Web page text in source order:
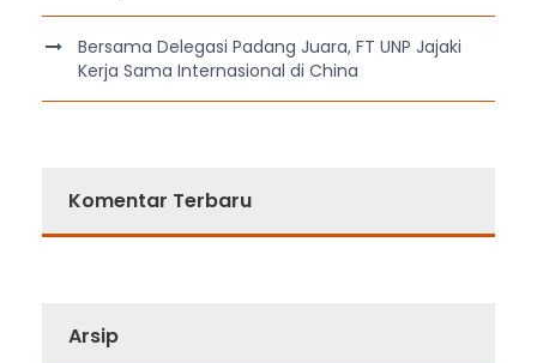
Bersama Delegasi Padang Juara, FT UNP Jajaki
Kerja Sama Internasional di China
Komentar Terbaru
Arsip